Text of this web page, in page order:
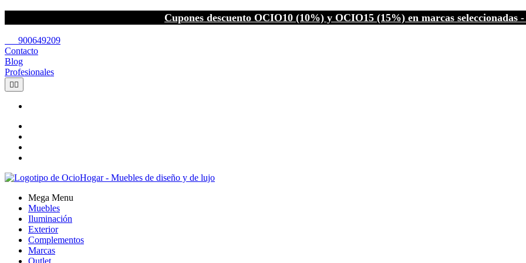
Cupones descuento OCIO10 (10%) y OCIO15 (15%) en marcas seleccionadas
900649209
Contacto
Blog
Profesionales
 
Mega Menu
Muebles
Iluminación
Exterior
Complementos
Marcas
Outlet